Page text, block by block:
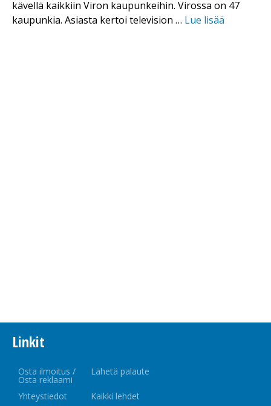
kävellä kaikkiin Viron kaupunkeihin. Virossa on 47
kaupunkia. Asiasta kertoi television … Lue lisää
Linkit
Osta ilmoitus /
Osta reklaami
Lähetä palaute
Yhteystiedot Kaikki lehdet